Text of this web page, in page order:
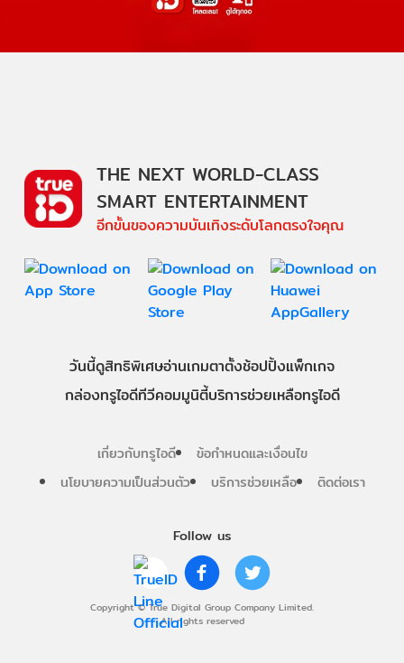
Follow us
Copyright © True Digital Group Company Limited.
All rights reserved
THE NEXT WORLD-CLASS
SMART ENTERTAINMENT
อีกขั้นของความบันเทิงระดับโลกตรงใจคุณ
วันนี้ดูสิทธิพิเศษอ่านเกมตาตั้งช้อปปิ้งแพ็กเกจ
กล่องทรูไอดีทีวีคอมมูนิตี้บริการช่วยเหลือทรูไอดี
เกี่ยวกับทรูไอดี
ข้อกำหนดและเงื่อนไข
นโยบายความเป็นส่วนตัว
บริการช่วยเหลือ ติดต่อเรา